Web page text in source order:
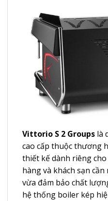
Vittorio S 2 Groups là
cao cấp thuộc thương
thiết kế dành riêng cho
hàng và khách sạn
vừa đảm bảo chất
hệ thống boiler kép